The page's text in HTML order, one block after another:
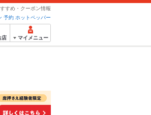
すめ・クーポン情報
予約 ホットペッパー
店 マイメニュー